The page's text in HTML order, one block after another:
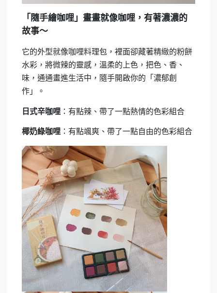
「隨手繪咖哩」畫畫就像咖哩，有著濃濃的
故事～
它的外型就像咖哩料理包，裡面卻藏著精緻的粉餅
水彩，將微辣的靈感，溫柔的上色，把色、香、
味，通通畫進生活中，隨手開啟你的「濃郁創
作」。
日式辛咖哩 ：有點辣、帶了一點熱情的色彩組合
椰奶綠咖哩 ：有點颯爽、帶了一點自由的色彩組合